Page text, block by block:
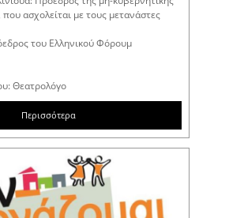
ασχολείται με τους μετανάστες
του Ελληνικού Φόρουμ
Θεατρολόγο
Περισσότερα